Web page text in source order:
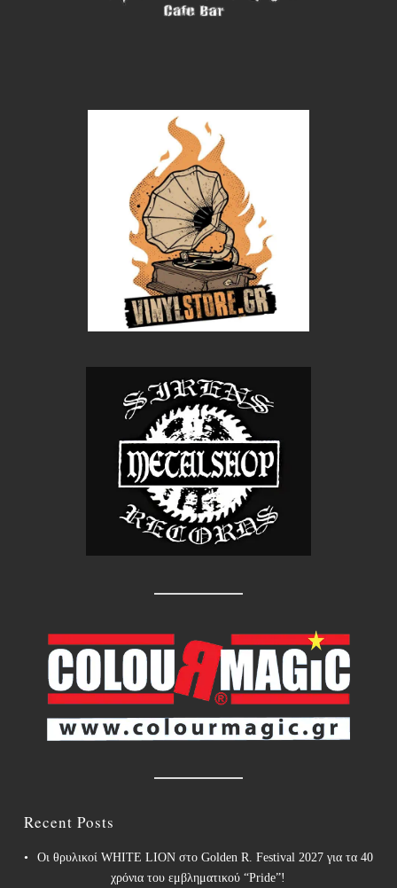
Recent Posts
Οι θρυλικοί WHITE LION στο Golden R. Festival 2027 για τα 40
χρόνια του εμβληματικού “Pride”!